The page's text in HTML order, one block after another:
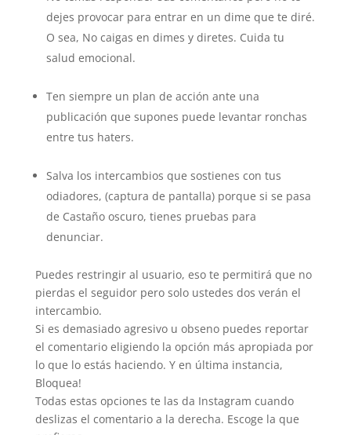
dejes provocar para entrar en un dime que te diré.
O sea, No caigas en dimes y diretes. Cuida tu
salud emocional.
Ten siempre un plan de acción ante una
publicación que supones puede levantar ronchas
entre tus haters.
Salva los intercambios que sostienes con tus
odiadores, (captura de pantalla) porque si se pasa
de Castaño oscuro, tienes pruebas para
denunciar.
Puedes restringir al usuario, eso te permitirá que no
pierdas el seguidor pero solo ustedes dos verán el
intercambio.
Si es demasiado agresivo u obseno puedes reportar
el comentario eligiendo la opción más apropiada por
lo que lo estás haciendo. Y en última instancia,
Bloquea!
Todas estas opciones te las da Instagram cuando
deslizas el comentario a la derecha. Escoge la que